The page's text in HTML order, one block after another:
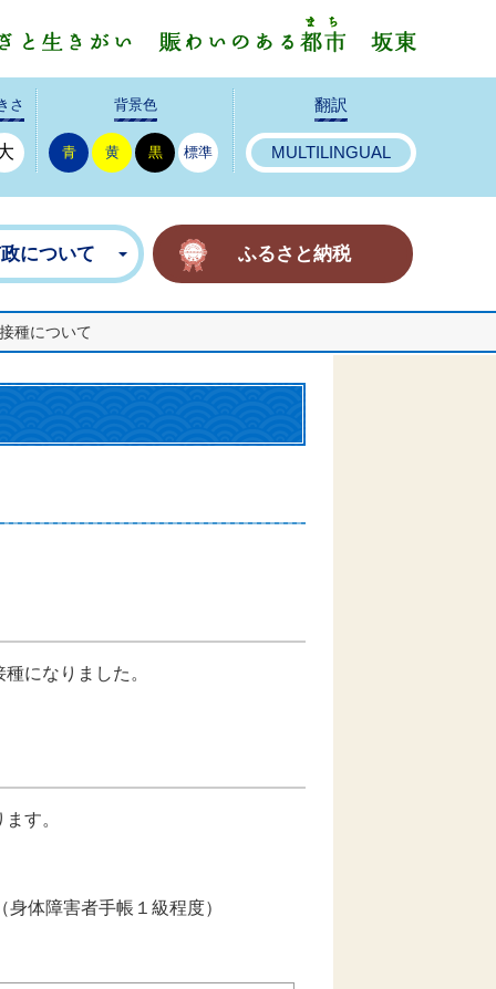
さ 背景色
青 黄 黒 標準
翻訳
MULTILINGUAL
について ふるさと納税
種について
になりました。
す。
体障害者手帳１級程度）